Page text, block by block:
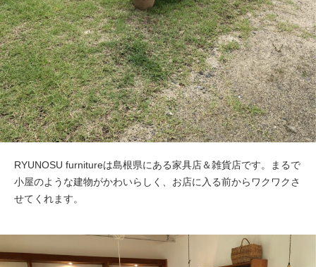
RYUNOSU furnitureは島根県にある家具店＆雑貨店です。まるで
小屋のような建物がかわいらしく、お店に入る前からワクワクさ
せてくれます。